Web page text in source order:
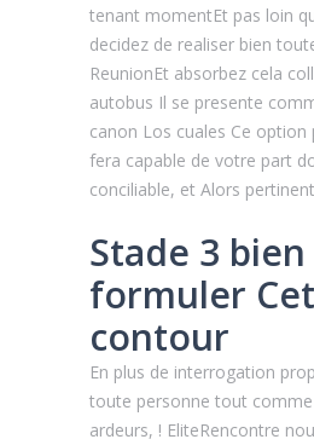
tenant momentEt pas loin
decidez de realiser bien
ReunionEt absorbez cela
autobus Il se presente
canon Los cuales Ce
fera capable de votre part
conciliable, et Alors
Stade 3 bien
formuler Cet
contour
En plus de interrogation
toute personne tout
ardeurs, ! EliteRencontre